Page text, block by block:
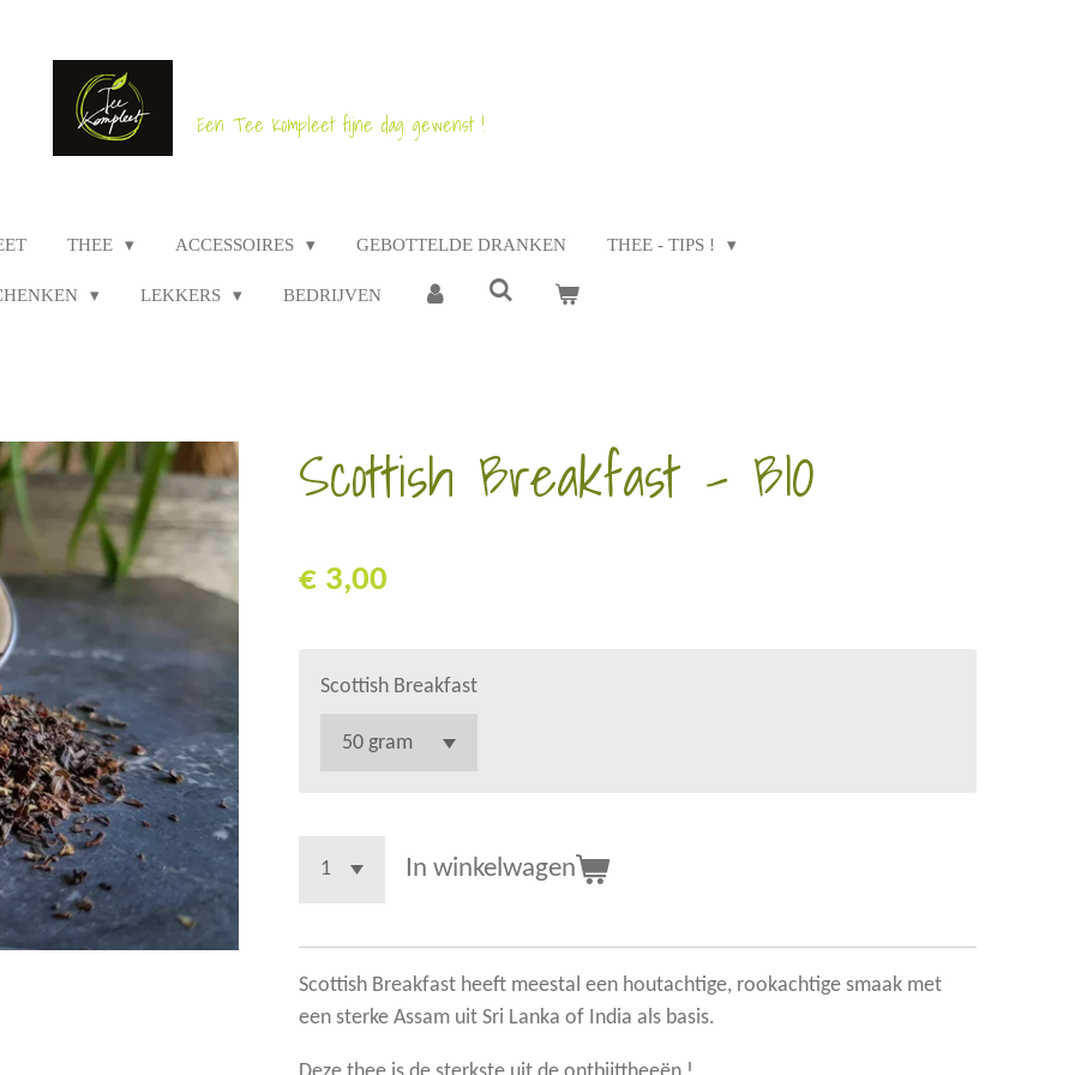
Een Tee Kompleet fijne dag gewenst !
THEE ACCESSOIRES GEBOTTELDE DRANKEN THEE - TIPS !
LEKKERS BEDRIJVEN
Scottish Breakfast - BIO
€ 3,00
Scottish Breakfast
In winkelwagen
Scottish Breakfast heeft meestal een houtachtige, rookachtige smaak met
een sterke Assam uit Sri Lanka of India als basis.